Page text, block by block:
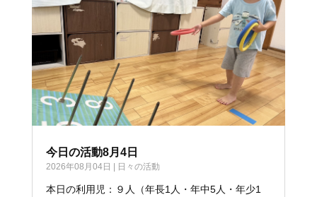
今日の活動8月4日
2026年08月04日 | 日々の活動
本日の利用児：９人（年長1人・年中5人・年少1